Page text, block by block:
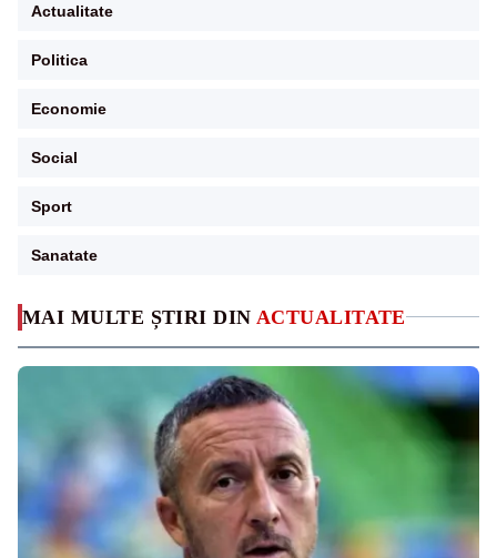
MAI MULTE ȘTIRI DIN ACTUALITATE
Actualitate
Politica
Economie
Social
Sport
Sanatate